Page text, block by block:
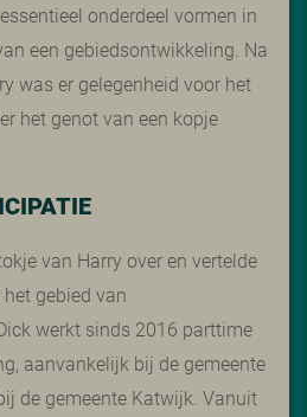
onderdeel vormen in
een gebiedsontwikkeling. Na
was er gelegenheid voor het
het genot van een kopje
van Harry over en vertelde
gebied van
werkt sinds 2016 parttime
aanvankelijk bij de gemeente
de gemeente Katwijk. Vanuit